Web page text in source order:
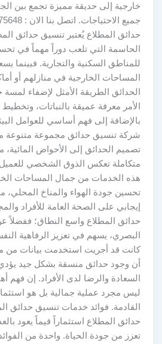
خارجية إلى حديقة مميزة تجمع بين
حدائق المطلاع يُعتبر تنسيق حدائق
الحاسمة التي تلعب دوراً مهماً في
للمناطق السكنية والتجارية. فبينما
المساحات الخارجية في منازلهم أو
الحدائق الطريقة الأمثل لإضفاء
الأمر معرفة عميقة بالنباتات،
بالإضافة إلى فهم أساسي للعوامل
شركة تنسيق حدائق مجموعة متنوعة
تصميم الحدائق إلى الأحواض
متكاملة تعكس الذوق الشخصي للعميل
هذه الخدمات من جمال المساحات
تحسين جودة الهواء والمناخ
إيجابي على الصحة العامة للأفراد
حدائق المطلاع واسع النطاق؛ ففضلاً
البصري، يسهم في تعزيز الرفاهية
كانت قد أجريت استخدمت بيانات من
أن وجود حدائق منسقة بشكل جيد
السعادة والرضا لدى الأفراد. إن فهم
ليس مجرد عملية جمالية بل هو
القادمة. فوائد خدمات تنسيق حدائق
حدائق المطلاع استثماراً قيماً يعود
تعزز من جودة الحياة. واحدة من